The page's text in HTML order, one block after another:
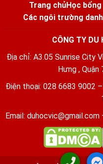
Trang chủHọc bổng
Các ngôi trường
CÔNG TY DU
Địa chỉ: A3.05 Sunrise City
Hưng , Quận
Điện thoại: 028 6683 9002
Email: duhocvic@gmail.com